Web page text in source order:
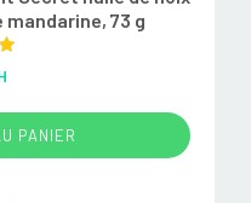
73 g
PANIER